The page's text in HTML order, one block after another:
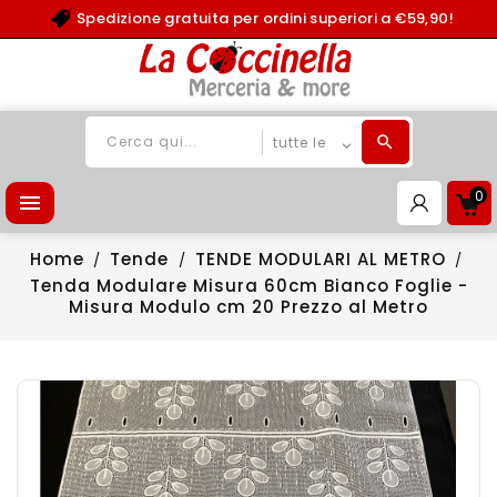
Spedizione gratuita per ordini superiori a €59,90!
 0
Home Tende
TENDE MODULARI AL METRO
Tenda Modulare Misura 60cm Bianco Foglie -
Misura Modulo cm 20 Prezzo al Metro